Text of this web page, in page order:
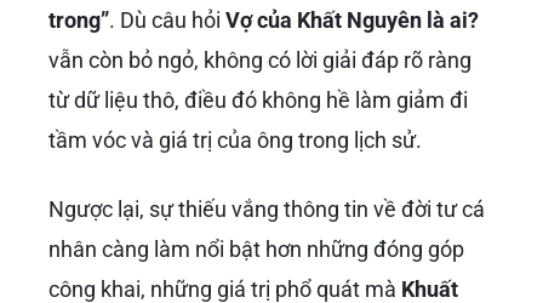
trong”. Dù câu hỏi Vợ của Khất Nguyên là ai?
vẫn còn bỏ ngỏ, không có lời giải đáp rõ ràng
từ dữ liệu thô, điều đó không hề làm giảm đi
tầm vóc và giá trị của ông trong lịch sử.
Ngược lại, sự thiếu vắng thông tin về đời tư cá
nhân càng làm nổi bật hơn những đóng góp
công khai, những giá trị phổ quát mà Khuất